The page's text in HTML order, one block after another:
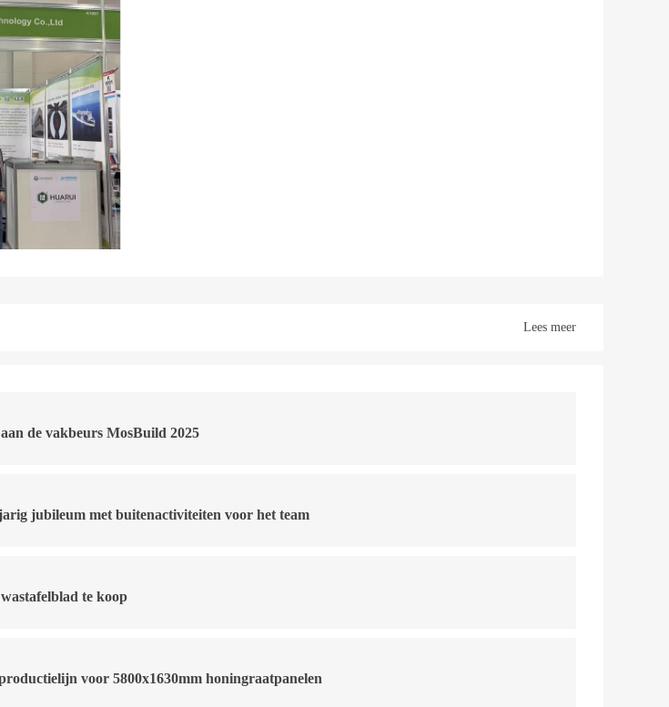
Lees meer
de vakbeurs MosBuild 2025
jubileum met buitenactiviteiten voor het team
te koop
voor 5800x1630mm honingraatpanelen